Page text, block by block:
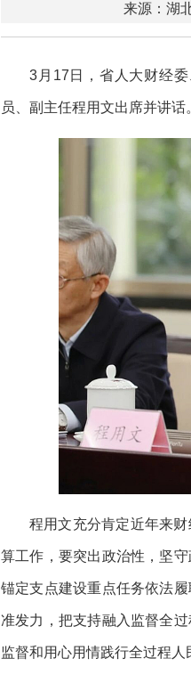
来源：湖
3月17日，省人大财经
员、副主任程用文出席并讲话
程用文充分肯定近年来
算工作，要突出政治性，坚
锚定支点建设重点任务依法
准发力，把支持融入监督全
监督和用心用情践行全过程人